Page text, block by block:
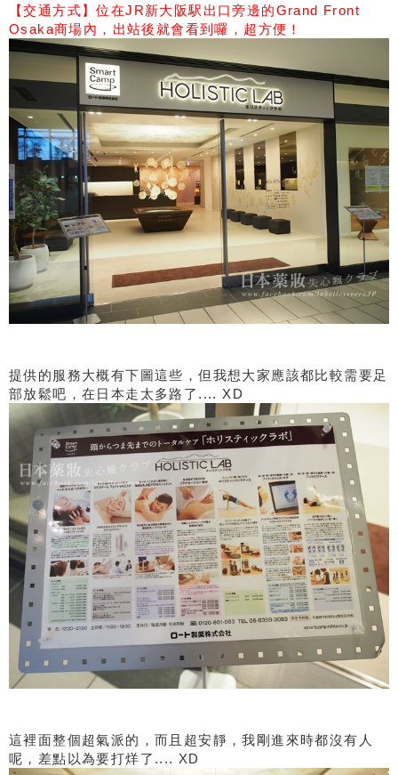
【交通方式】位在JR新大阪駅出口旁邊的Grand Front
Osaka商場內，出站後就會看到囉，超方便！
提供的服務大概有下圖這些，但我想大家應該都比較需要足
部放鬆吧，在日本走太多路了.... XD
這裡面整個超氣派的，而且超安靜，我剛進來時都沒有人
呢，差點以為要打烊了.... XD